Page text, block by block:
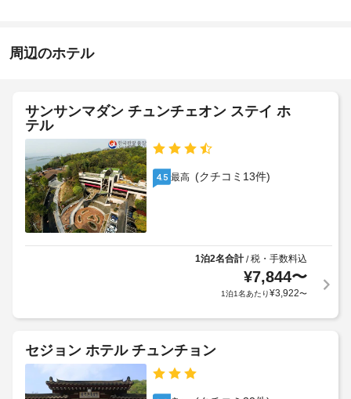
周辺のホテル
サンサンマダン チュンチェオン ステイ ホ
テル
4.5 最高 (クチコミ13件)
1泊2名合計/税・手数料込
¥7,844〜
1泊1名あたり¥3,922〜
セジョン ホテル チュンチョン